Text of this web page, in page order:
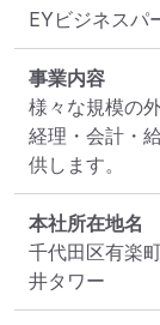
EYビジネスパ
事業内容
様々な規模の
経理・会計・
供します。
本社所在地名
千代田区有楽
井タワー